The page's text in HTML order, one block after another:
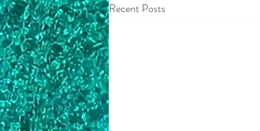
Recent Posts